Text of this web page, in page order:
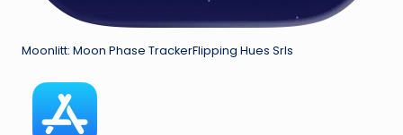
Moonlitt: Moon Phase TrackerFlipping Hues Srls